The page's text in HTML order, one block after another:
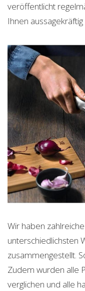
veröffentlicht
Ihnen
Wir haben zahlreiche
unterschiedlichsten
zusammengestellt.
Zudem wurden alle
verglichen und alle